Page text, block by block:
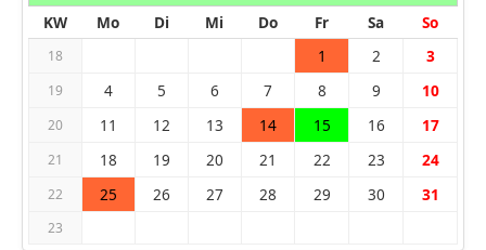
KW
Mo Di Mi Do Fr Sa So
18 1 2 3
19 4 5 6 7 8 9 10
20 11 12 13 14 15 16 17
21 18 19 20 21 22 23 24
22 25 26 27 28 29 30 31
23